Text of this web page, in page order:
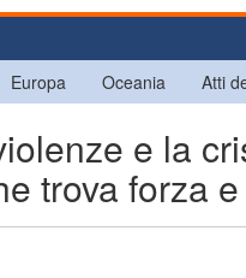
Europa Oceania Atti
e la
trova forza